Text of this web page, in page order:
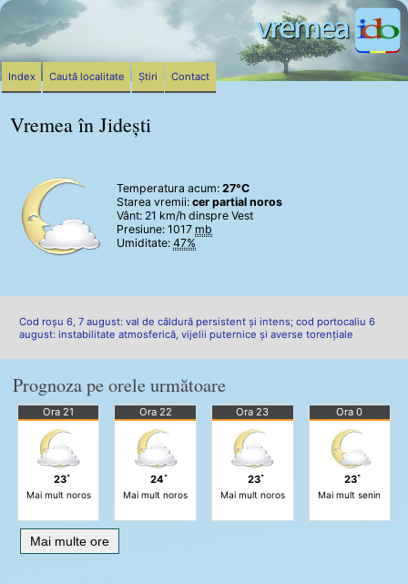
Vremea în Jidești
Temperatura acum: 27°C
Starea vremii: cer partial noros
Vânt: 21 km/h dinspre Vest
Presiune: 1017 mb
Umiditate: 47%
Cod roșu 6, 7 august: val de căldură persistent și intens; cod portocaliu 6
august: instabilitate atmosferică, vijelii puternice și averse torențiale
Prognoza pe orele următoare
Ora 21
23˚
Mai mult noros
Ora 22
24˚
Mai mult noros
Ora 23
23˚
Mai mult noros
Ora 0
23˚
Mai mult senin
Mai multe ore
Index Caută localitate Știri Contact